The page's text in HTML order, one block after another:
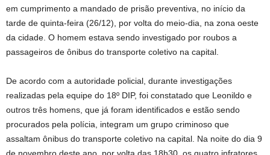
em cumprimento a mandado de prisão preventiva, no início da
tarde de quinta-feira (26/12), por volta do meio-dia, na zona oeste
da cidade. O homem estava sendo investigado por roubos a
passageiros de ônibus do transporte coletivo na capital.
De acordo com a autoridade policial, durante investigações
realizadas pela equipe do 18º DIP, foi constatado que Leonildo e
outros três homens, que já foram identificados e estão sendo
procurados pela polícia, integram um grupo criminoso que
assaltam ônibus do transporte coletivo na capital. Na noite do dia 9